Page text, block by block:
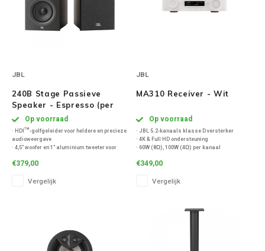
JBL
240B Stage Passieve
Speaker - Espresso (per
paar)Op voorraad
· HDI™-golfgeleider voor heldere en precieze
audioweergave
· 4,5” woofer en 1” aluminium tweeter voor
· Ideaal voor stereo of surround in
· Hoogwaardige componenten voor minimale
€379,00
Vergelijk
JBL
MA310 Receiver - Wit
Op voorraad
· JBL 5.2-kanaals klasse D versterker
· 4K & Full HD ondersteuning
· 60W (8Ω), 100W (4Ω) per kanaal
ARC
· Dolby Digital & DTS
€349,00
Vergelijk